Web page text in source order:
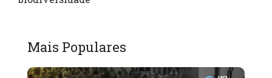
Mais Populares